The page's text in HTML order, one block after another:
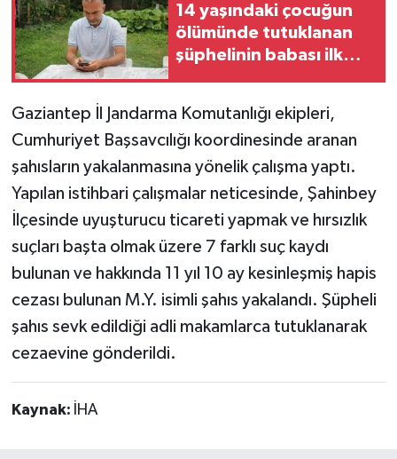
14 yaşındaki çocuğun
ölümünde tutuklanan
şüphelinin babası ilk
Gaziantep İl Jandarma Komutanlığı ekipleri,
Cumhuriyet Başsavcılığı koordinesinde aranan
şahısların yakalanmasına yönelik çalışma yaptı.
Yapılan istihbari çalışmalar neticesinde, Şahinbey
İlçesinde uyuşturucu ticareti yapmak ve hırsızlık
suçları başta olmak üzere 7 farklı suç kaydı
bulunan ve hakkında 11 yıl 10 ay kesinleşmiş hapis
cezası bulunan M.Y. isimli şahıs yakalandı. Şüpheli
şahıs sevk edildiği adli makamlarca tutuklanarak
cezaevine gönderildi.
Kaynak: İHA